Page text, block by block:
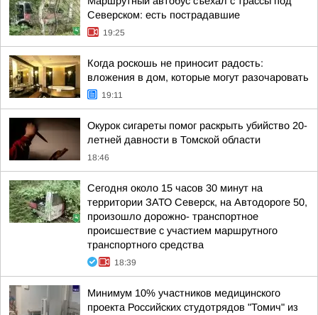
Северском: есть пострадавшие
19:25
Когда роскошь не приносит радость:
вложения в дом, которые могут разочаровать
19:11
Окурок сигареты помог раскрыть убийство 20-
летней давности в Томской области
18:46
Сегодня около 15 часов 30 минут на
территории ЗАТО Северск, на Автодороге 50,
произошло дорожно- транспортное
происшествие с участием маршрутного
транспортного средства
18:39
Минимум 10% участников медицинского
проекта Российских студотрядов "Томич" из